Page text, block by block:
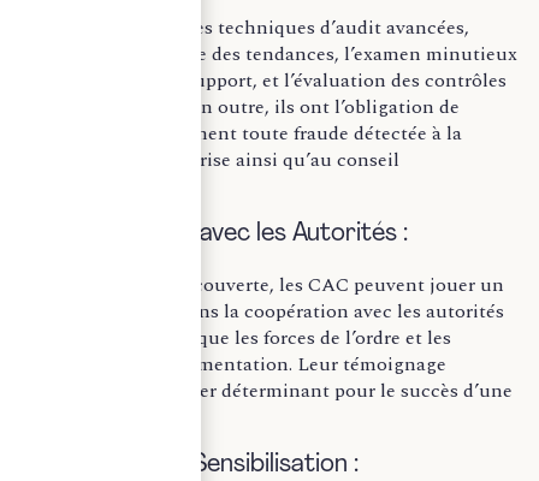
Les CAC utilisent des techniques d’audit avancées,
notamment l’analyse des tendances, l’examen minutieux
des documents de support, et l’évaluation des contrôles
internes existants. En outre, ils ont l’obligation de
signaler immédiatement toute fraude détectée à la
direction de l’entreprise ainsi qu’au conseil
3.Collaboration avec les Autorités :
Si une fraude est découverte, les CAC peuvent jouer un
rôle fondamental dans la coopération avec les autorités
compétentes, telles que les forces de l’ordre et les
organismes de réglementation. Leur témoignage
d’experts peut s’avérer déterminant pour le succès d’une
4.Formation et Sensibilisation :